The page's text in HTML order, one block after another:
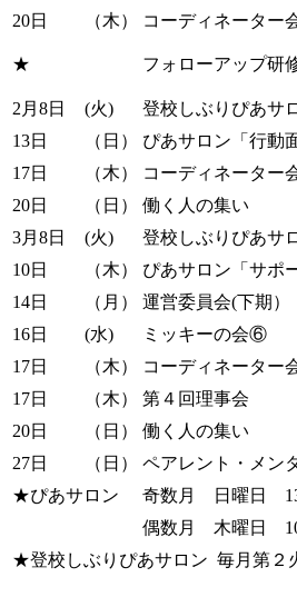
20日
（木） コーディネーター
★ フォローアップ研
2月8日
(火) 登校しぶりぴあサ
13日
（日） ぴあサロン「行動
17日
（木） コーディネーター
20日
（日） 働く人の集い
3月8日
(火) 登校しぶりぴあサ
10日
（木） ぴあサロン「サポ
14日
（月） 運営委員会(下期）
16日
(水) ミッキーの会⑥
17日
（木） コーディネーター
17日
（木） 第４回理事会
20日
（日） 働く人の集い
27日
（日） ペアレント・メン
★ぴあサロン
奇数月 日曜日 13
偶数月 木曜日 10
★登校しぶりぴあサロン 毎月第２